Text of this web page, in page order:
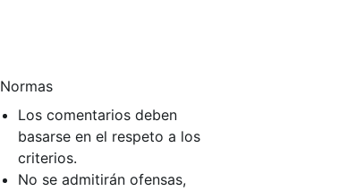
Normas
Los comentarios deben
basarse en el respeto a los
criterios.
No se admitirán ofensas,